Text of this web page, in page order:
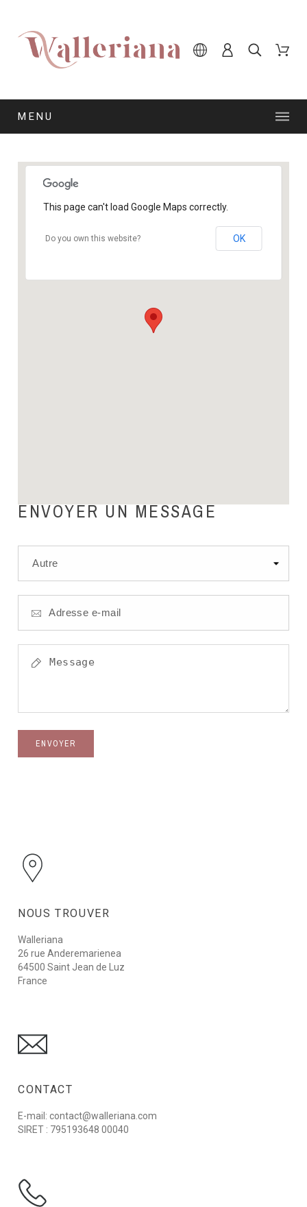
MENU
This page can't load Google Maps correctly.
Do you own this website? OK
ENVOYER UN MESSAGE
ENVOYER
NOUS TROUVER
Walleriana
26 rue Anderemarienea
64500 Saint Jean de Luz
France
CONTACT
E-mail: contact@walleriana.com
SIRET : 795193648 00040